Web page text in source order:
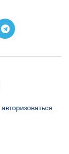
авторизоваться